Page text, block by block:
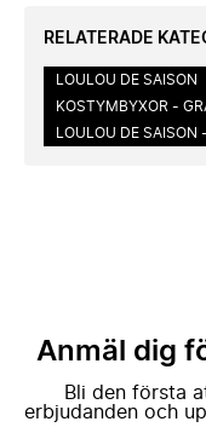
RELATERADE
LOULOU DE SAISON
KOSTYMBYXOR -
LOULOU DE
Anmäl dig
Bli den första
erbjudanden och